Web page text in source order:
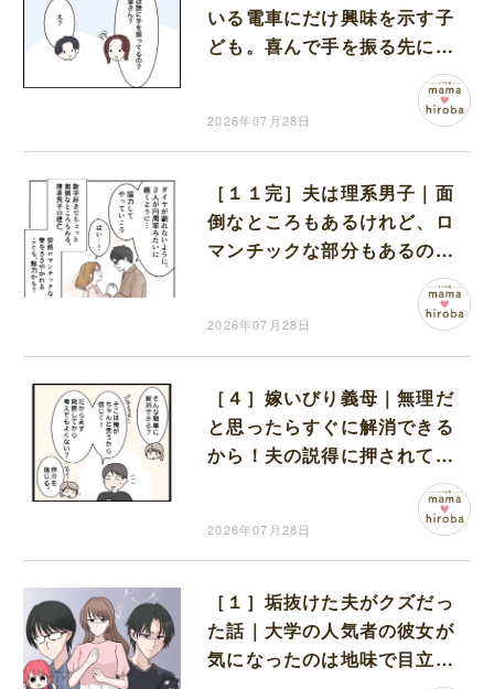
いる電車にだけ興味を示す子
ども。喜んで手を振る先には
2026年07月28日
［１１完］夫は理系男子｜面
倒なところもあるけれど、ロ
マンチックな部分もあるのが
2026年07月28日
［４］嫁いびり義母｜無理だ
と思ったらすぐに解消できる
から！夫の説得に押されて義
2026年07月28日
［１］垢抜けた夫がクズだっ
た話｜大学の人気者の彼女が
気になったのは地味で目立た